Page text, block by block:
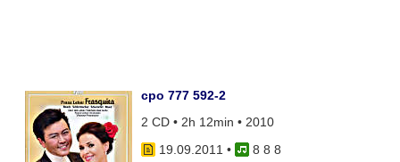
cpo 777 592-2
2 CD • 2h 12min • 2010
19.09.2011 •
8 8 8